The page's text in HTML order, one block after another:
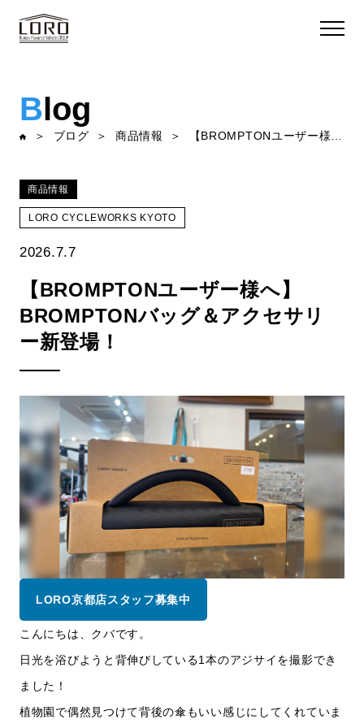
Blog
ブログ 商品情報 【BROMPTONユーザー様へ】BROMPTONバッグ＆アクセサリー新登場！
商品情報
LORO CYCLEWORKS KYOTO
2026.7.7
【BROMPTONユーザー様へ】
BROMPTONバッグ＆アクセサリ
ー新登場！
LORO京都店スタッフ募集中
こんにちは、クバです。
日光を浴びようと背伸びしている1本のアジサイを撮影でき
ました！
植物園で偶然見つけて背後の傘もいい感じにしてくれていま